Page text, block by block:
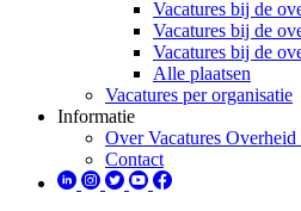
Vacatures bij de
Vacatures bij de
Vacatures bij de
Alle plaatsen
Vacatures per organisatie
Informatie
Over Vacatures
Contact